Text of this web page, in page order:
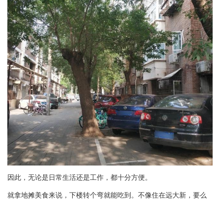
因此，无论是日常生活还是工作，都十分方便。
就拿地摊美食来说，下楼转个弯就能吃到。不像住在远大新，要么